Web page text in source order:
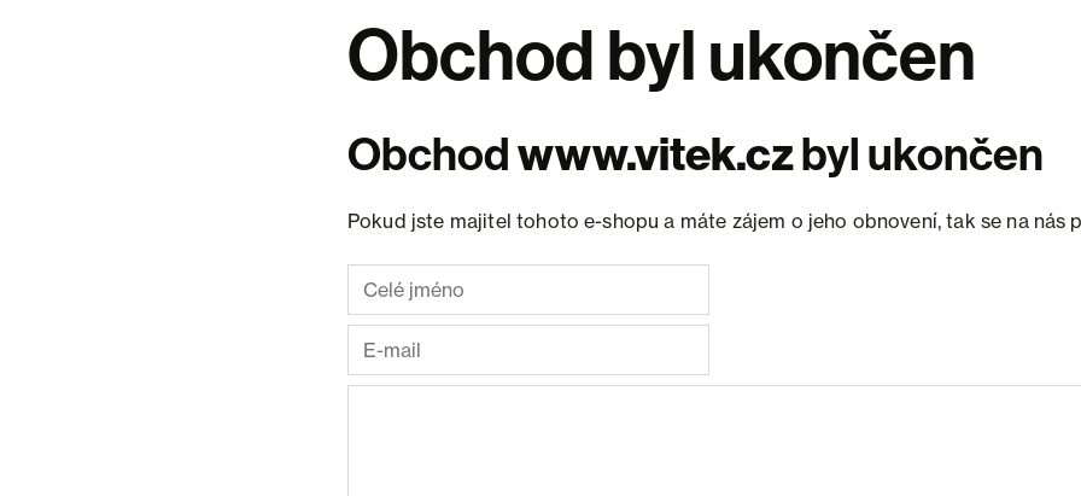
Obchod byl ukončen
Obchodwww.vitek.czbyl ukončen
Pokud jste majitel tohoto e-shopu a máte zájem o jeho obnovení, tak se na nás